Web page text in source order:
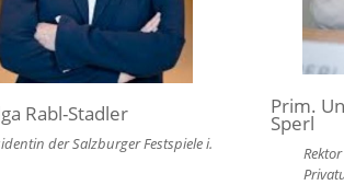
Rabl-Stadler
der Salzburger Festspiele i.
Prim.
Sperl